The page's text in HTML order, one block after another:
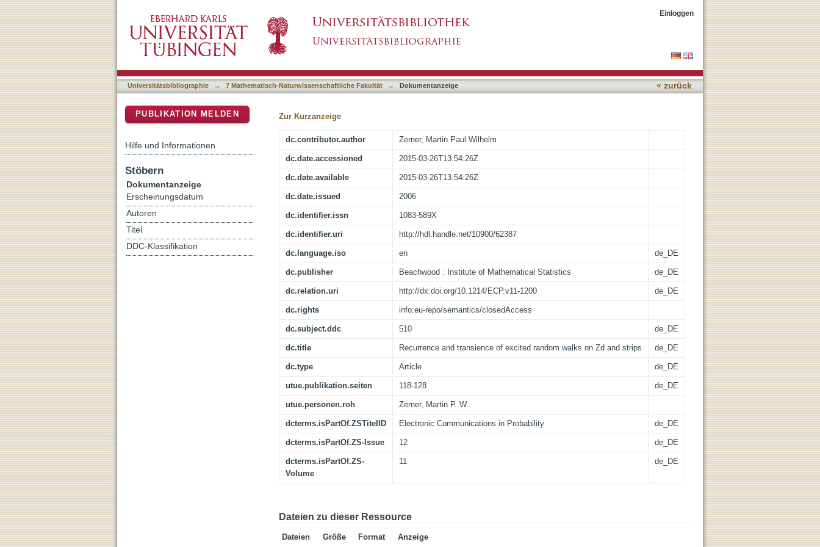
Einloggen
Universitätsbibliographie → 7 Mathematisch-Naturwissenschaftliche Fakultät → Dokumentanzeige « zurück
Zur Kurzanzeige
dc.contributor.author Zerner, Martin Paul Wilhelm
dc.date.accessioned 2015-03-26T13:54:26Z
dc.date.available 2015-03-26T13:54:26Z
dc.date.issued 2006
dc.identifier.issn 1083-589X
dc.identifier.uri http://hdl.handle.net/10900/62387
dc.language.iso en de_DE
dc.publisher Beachwood : Institute of Mathematical Statistics de_DE
dc.relation.uri http://dx.doi.org/10.1214/ECP.v11-1200 de_DE
dc.rights info:eu-repo/semantics/closedAccess
dc.subject.ddc 510 de_DE
dc.title Recurrence and transience of excited random walks on Zd and strips de_DE
dc.type Article de_DE
utue.publikation.seiten 118-128 de_DE
utue.personen.roh Zerner, Martin P. W.
dcterms.isPartOf.ZSTitelID Electronic Communications in Probability de_DE
dcterms.isPartOf.ZS-Issue 12 de_DE
dcterms.isPartOf.ZS-
Volume
11 de_DE
Dateien zu dieser Ressource
Dateien Größe Format Anzeige
PUBLIKATION MELDEN
Hilfe und Informationen
Stöbern
Dokumentanzeige
Erscheinungsdatum
Autoren
Titel
DDC-Klassifikation